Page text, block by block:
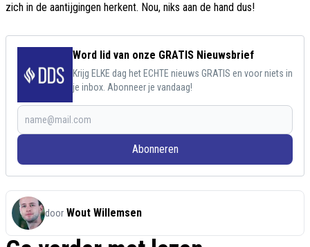
zich in de aantijgingen herkent. Nou, niks aan de hand dus!
Word lid van onze GRATIS Nieuwsbrief
Krijg ELKE dag het ECHTE nieuws GRATIS en voor niets in
je inbox. Abonneer je vandaag!
Abonneren
door Wout Willemsen